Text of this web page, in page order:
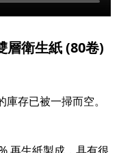
層衛生紙 (80卷)
存已被一掃而空。